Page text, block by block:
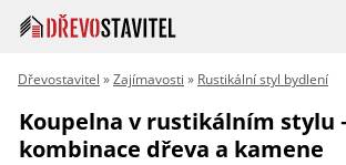
Dřevostavitel »Zajímavosti » Rustikální styl bydlení
Koupelna v rustikálním stylu
kombinace dřeva a kamene